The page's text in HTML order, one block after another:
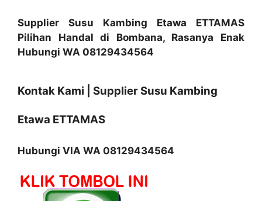
Supplier Susu Kambing Etawa ETTAMAS
Pilihan Handal di Bombana, Rasanya Enak
Hubungi WA 08129434564
Kontak Kami | Supplier Susu Kambing
Etawa ETTAMAS
Hubungi VIA WA 08129434564